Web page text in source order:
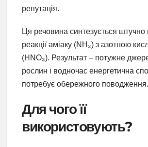
репутація.
Ця речовина синтезується
реакції аміаку (NH₃) з азотною
(HNO₃). Результат – потужне
рослин і водночас енергетична
потребує обережного поводження.
Для чого її
використовують?